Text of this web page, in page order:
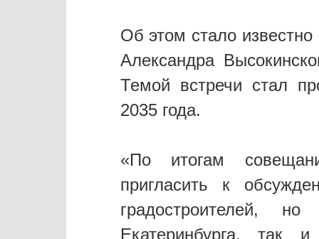
Об этом стало известно
Александра
Темой встречи стал
2035 года.
«По итогам
пригласить к
градостроителей,
Екатеринбурга, так